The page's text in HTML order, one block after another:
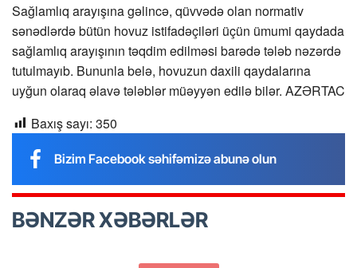
Sağlamlıq arayışına gəlincə, qüvvədə olan normativ
sənədlərdə bütün hovuz istifadəçiləri üçün ümumi qaydada
sağlamlıq arayışının təqdim edilməsi barədə tələb nəzərdə
tutulmayıb. Bununla belə, hovuzun daxili qaydalarına
uyğun olaraq əlavə tələblər müəyyən edilə bilər. AZƏRTAC
Baxış sayı: 350
Bizim Facebook səhifəmizə abunə olun
BƏNZƏR XƏBƏRLƏR